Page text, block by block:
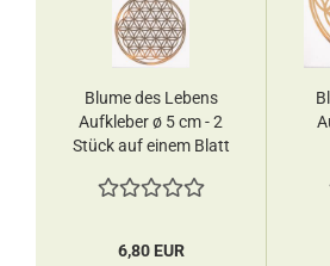
Blume des Lebens
Aufkleber ø 5 cm - 2
Stück auf einem Blatt
6,80 EUR